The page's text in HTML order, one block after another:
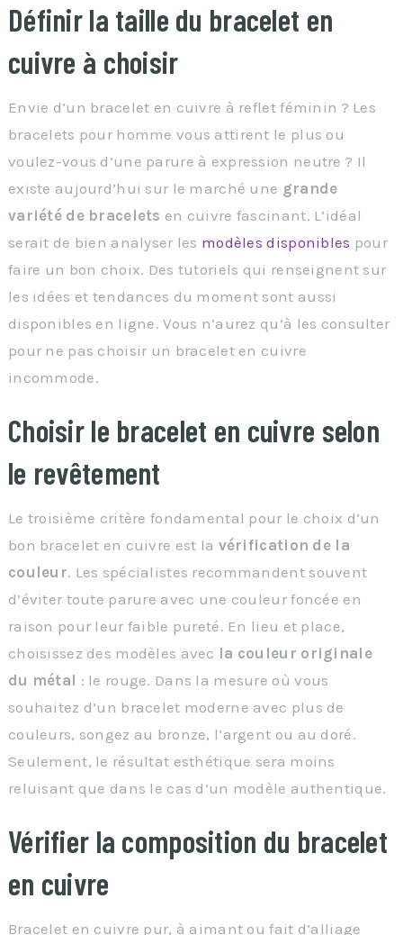
Définir la taille du bracelet en
cuivre à choisir
Envie d’un bracelet en cuivre à reflet féminin ? Les
bracelets pour homme vous attirent le plus ou
voulez-vous d’une parure à expression neutre ? Il
existe aujourd’hui sur le marché une grande
variété de bracelets en cuivre fascinant. L’idéal
serait de bien analyser les modèles disponibles pour
faire un bon choix. Des tutoriels qui renseignent sur
les idées et tendances du moment sont aussi
disponibles en ligne. Vous n’aurez qu’à les consulter
pour ne pas choisir un bracelet en cuivre
incommode.
Choisir le bracelet en cuivre selon
le revêtement
Le troisième critère fondamental pour le choix d’un
bon bracelet en cuivre est la vérification de la
couleur. Les spécialistes recommandent souvent
d’éviter toute parure avec une couleur foncée en
raison pour leur faible pureté. En lieu et place,
choisissez des modèles avec la couleur originale
du métal : le rouge. Dans la mesure où vous
souhaitez d’un bracelet moderne avec plus de
couleurs, songez au bronze, l’argent ou au doré.
Seulement, le résultat esthétique sera moins
reluisant que dans le cas d’un modèle authentique.
Vérifier la composition du bracelet
en cuivre
Bracelet en cuivre pur, à aimant ou fait d’alliage